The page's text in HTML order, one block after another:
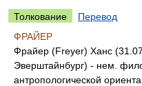
Толкование
Перевод
ФРАЙЕР
Фрайер (Freyer) Ханс
Эверштайнбург) - нем.
антропологической